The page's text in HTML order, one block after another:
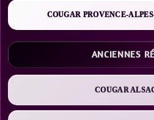
COUGAR PROVENCE-
ANCIENNES
COUGAR